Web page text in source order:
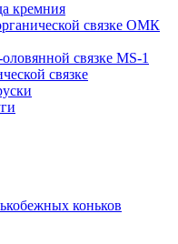
кремния
связке ОМК
связке MS-1
связке
коньков